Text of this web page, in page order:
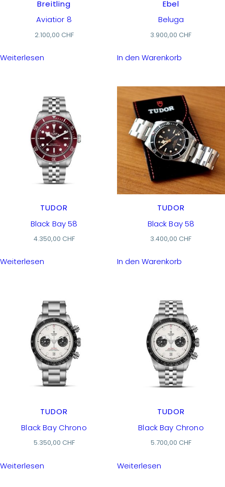
Breitling
Aviatior 8
2.100,00 CHF
Weiterlesen
Ebel
Beluga
3.900,00CHF
In den Warenkorb
TUDOR
Black Bay 58
4.350,00 CHF
Weiterlesen
TUDOR
Black Bay 58
3.400,00CHF
In den Warenkorb
TUDOR
Black Bay Chrono
5.350,00 CHF
Weiterlesen
TUDOR
Black Bay Chrono
5.700,00 CHF
Weiterlesen